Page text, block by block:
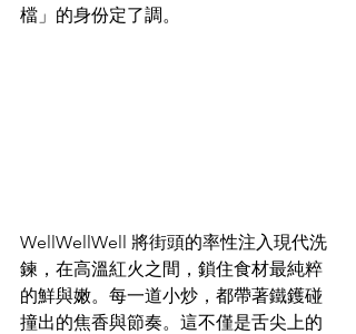
檔」的身份定了調。
WellWellWell 將街頭的率性注入現代洗
鍊，在高溫紅火之間，鎖住食材最純粹
的鮮與嫩。每一道小炒，都帶著鐵鑊碰
撞出的焦香與節奏。這不僅是舌尖上的